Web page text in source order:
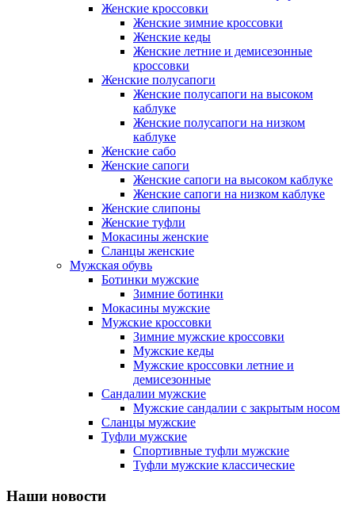
Женские кроссовки
Женские зимние кроссовки
Женские кеды
Женские летние и демисезонные
кроссовки
Женские полусапоги
Женские полусапоги на высоком
каблуке
Женские полусапоги на низком
каблуке
Женские сабо
Женские сапоги
Женские сапоги на высоком каблуке
Женские сапоги на низком каблуке
Женские слипоны
Женские туфли
Мокасины женские
Сланцы женские
Мужская обувь
Ботинки мужские
Зимние ботинки
Мокасины мужские
Мужские кроссовки
Зимние мужские кроссовки
Мужские кеды
Мужские кроссовки летние и
демисезонные
Сандалии мужские
Мужские сандалии с закрытым носом
Сланцы мужские
Туфли мужские
Спортивные туфли мужские
Туфли мужские классические
Наши новости